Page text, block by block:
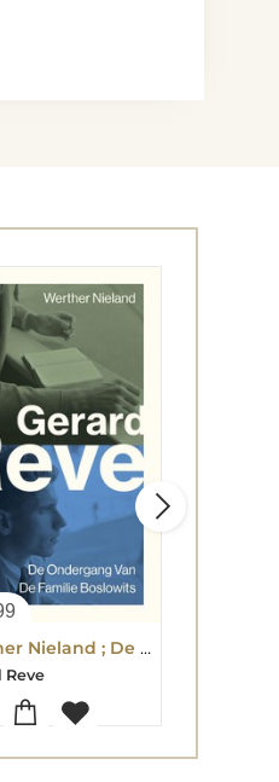
Werther Nieland ; De ondergang van de familie Boslowits
Reve